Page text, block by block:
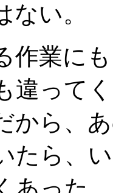
い。
業に
違って
から、
たら、